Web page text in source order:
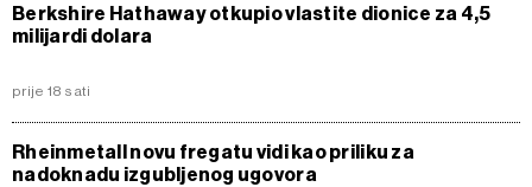
Berkshire Hathaway otkupio vlastite dionice za 4,5
milijardi dolara
prije 18 sati
Rheinmetall novu fregatu vidi kao priliku za
nadoknadu izgubljenog ugovora